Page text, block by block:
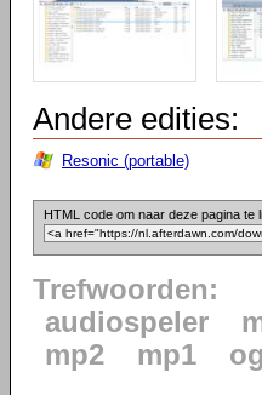
Andere edities:
Resonic (portable)
HTML code om naar deze pagina te
Trefwoorden:
audiospeler
mp2
mp1